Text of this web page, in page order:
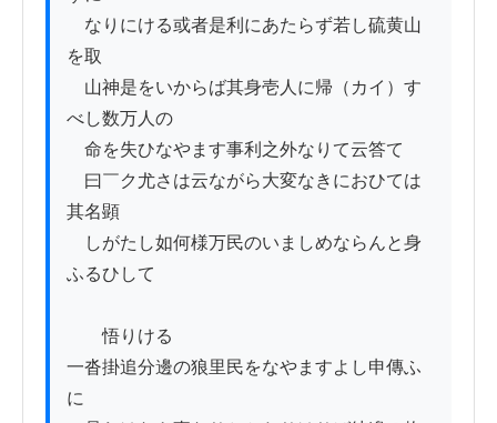
なりにける或者是利にあたらず若し硫黄山
を取
山神是をいからば其身壱人に帰（カイ）す
べし数万人の
命を失ひなやます事利之外なりて云答て
曰￣ク尤さは云ながら大変なきにおひては
其名顕
しがたし如何様万民のいましめならんと身
ふるひして
悟りける
一沓掛追分邊の狼里民をなやますよし申傳ふ
に